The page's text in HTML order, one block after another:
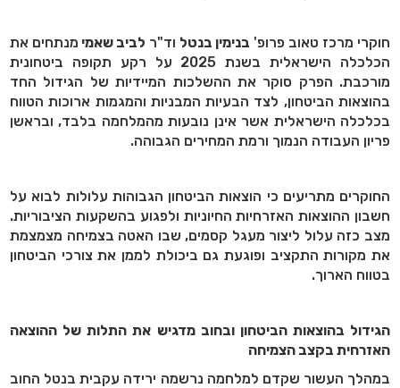
חוקרי מרכז טאוב פרופ'בנימין בנטלוד"רלביב שאמימנתחים את
הכלכלה הישראלית בשנת 2025 על רקע תקופה ביטחונית
מורכבת. הפרק סוקר את ההשלכות המיידיות של הגידול החד
בהוצאות הביטחון, לצד הבעיות המבניות והמגמות ארוכות הטווח
בכלכלה הישראלית אשר אינן נובעות מהמלחמה בלבד, ובראשן
פריון העבודה הנמוך ורמת המחירים הגבוהה.
החוקרים מתריעים כי הוצאות הביטחון הגבוהות עלולות לבוא על
חשבון ההוצאות האזרחיות החיוניות ולפגוע בהשקעות הציבוריות.
מצב כזה עלול ליצור מעגל קסמים, שבו האטה בצמיחה מצמצמת
את מקורות התקציב ופוגעת גם ביכולת לממן את צורכי הביטחון
בטווח הארוך.
הגידול בהוצאות הביטחון ובחוב מדגיש את התלות של ההוצאה
האזרחית בקצב הצמיחה
במהלך העשור שקדם למלחמה נרשמה ירידה עקבית בנטל החוב